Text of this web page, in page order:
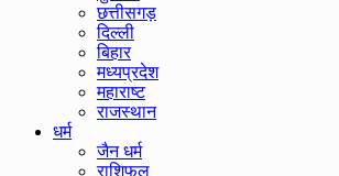
छत्तीसगड़
दिल्ली
बिहार
मध्यप्रदेश
महाराष्ट
राजस्थान
धर्म
जैन धर्म
राशिफल